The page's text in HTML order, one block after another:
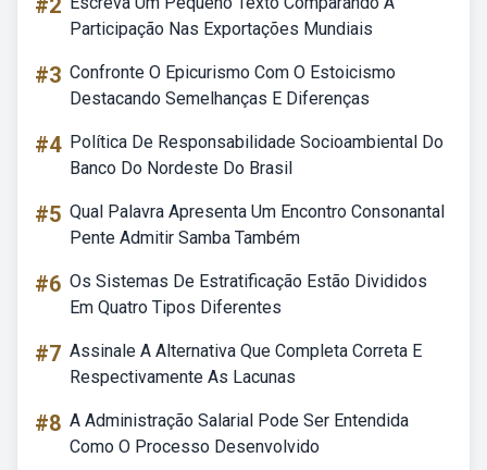
#2
Participação Nas Exportações Mundiais
#3 Confronte O Epicurismo Com O Estoicismo
Destacando Semelhanças E Diferenças
#4 Política De Responsabilidade Socioambiental Do
Banco Do Nordeste Do Brasil
#5 Qual Palavra Apresenta Um Encontro Consonantal
Pente Admitir Samba Também
#6 Os Sistemas De Estratificação Estão Divididos
Em Quatro Tipos Diferentes
#7 Assinale A Alternativa Que Completa Correta E
Respectivamente As Lacunas
#8 A Administração Salarial Pode Ser Entendida
Como O Processo Desenvolvido